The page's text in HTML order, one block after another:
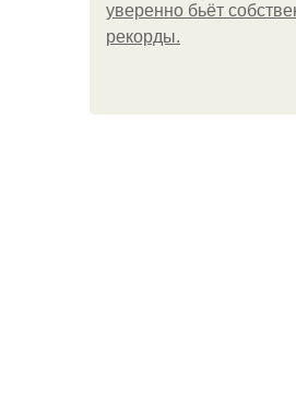
уверенно бьёт
рекорды.